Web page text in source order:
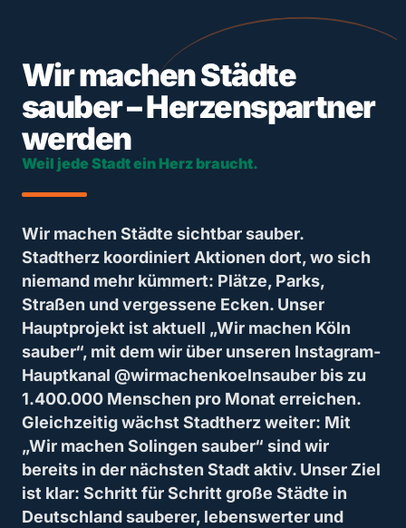
Wir machen Städte
sauber – Herzenspartner
werden
Weil jede Stadt ein Herz braucht.
Wir machen Städte sichtbar sauber.
Stadtherz koordiniert Aktionen dort, wo sich
niemand mehr kümmert: Plätze, Parks,
Straßen und vergessene Ecken. Unser
Hauptprojekt ist aktuell „Wir machen Köln
sauber“, mit dem wir über unseren Instagram-
Hauptkanal @wirmachenkoelnsauber bis zu
1.400.000 Menschen pro Monat erreichen.
Gleichzeitig wächst Stadtherz weiter: Mit
„Wir machen Solingen sauber“ sind wir
bereits in der nächsten Stadt aktiv. Unser Ziel
ist klar: Schritt für Schritt große Städte in
Deutschland sauberer, lebenswerter und